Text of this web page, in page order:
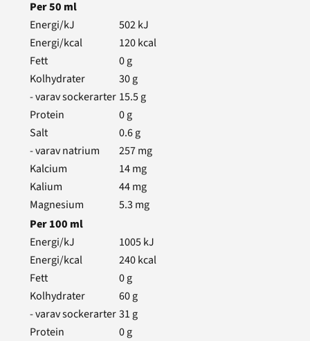
Per50 ml
Energi/kJ
502kJ
Energi/kcal
120kcal
Fett
0g
Kolhydrater
30g
- varav sockerarter 15.5g
Protein
0g
Salt
0.6g
- varav natrium
257mg
Kalcium
14mg
Kalium
44mg
Magnesium
5.3 mg
Per100 ml
Energi/kJ
1005kJ
Energi/kcal
240kcal
Fett
0g
Kolhydrater
60g
- varav sockerarter31 g
Protein
0g